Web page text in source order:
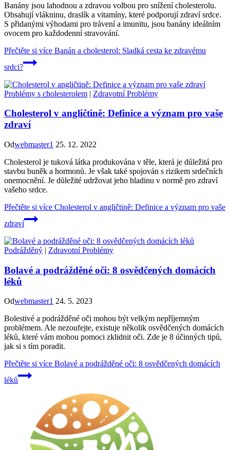
Banány jsou lahodnou a zdravou volbou pro snížení cholesterolu.
Obsahují vlákninu, draslík a vitamíny, které podporují zdraví srdce.
S přidanými výhodami pro trávení a imunitu, jsou banány ideálním
ovocem pro každodenní stravování.
Přečtěte si více Banán a cholesterol: Sladká cesta ke zdravému
srdci?
Problémy s cholesterolem | Zdravotní Problémy
Cholesterol v angličtině: Definice a význam pro vaše
zdraví
Odwebmaster1 25. 12. 2022
Cholesterol je tuková látka produkována v těle, která je důležitá pro
stavbu buněk a hormonů. Je však také spojován s rizikem srdečních
onemocnění. Je důležité udržovat jeho hladinu v normě pro zdraví
vašeho srdce.
Přečtěte si více Cholesterol v angličtině: Definice a význam pro vaše
zdraví
Podrážděný | Zdravotní Problémy
Bolavé a podrážděné oči: 8 osvědčených domácích
léků
Odwebmaster1 24. 5. 2023
Bolestivé a podrážděné oči mohou být velkým nepříjemným
problémem. Ale nezoufejte, existuje několik osvědčených domácích
léků, které vám mohou pomoci zklidnit oči. Zde je 8 účinných tipů,
jak si s tím poradit.
Přečtěte si více Bolavé a podrážděné oči: 8 osvědčených domácích
léků